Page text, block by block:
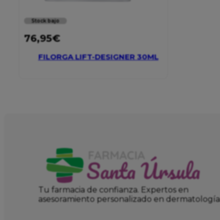
Stock bajo
76,95€
FILORGA LIFT-DESIGNER 30ML
Tu farmacia de confianza. Expertos en
asesoramiento personalizado en dermatología